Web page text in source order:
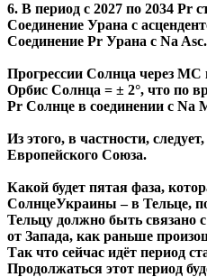
6. В период с 2027 по 2034 Pr
Соединение Урана с
Соединение Pr Урана с Na
Прогрессии Солнца через МС
Орбис Солнца = ± 2°, что по
Pr Солнце в соединении с Na
Из этого, в частности,
Европейского Союза.
Какой будет пятая фаза,
СолнцеУкраины – в Тельце,
Тельцу должно быть связано
от Запада, как раньше
Так что сейчас идёт период
Продолжаться этот период